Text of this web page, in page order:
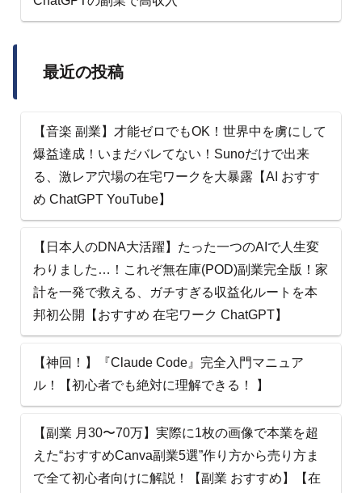
最近の投稿
【音楽 副業】才能ゼロでもOK！世界中を虜にして
爆益達成！いまだバレてない！Sunoだけで出来
る、激レア穴場の在宅ワークを大暴露【AI おすす
め ChatGPT YouTube】
【日本人のDNA大活躍】たった一つのAIで人生変
わりました…！これぞ無在庫(POD)副業完全版！家
計を一発で救える、ガチすぎる収益化ルートを本
邦初公開【おすすめ 在宅ワーク ChatGPT】
【神回！】『Claude Code』完全入門マニュア
ル！【初心者でも絶対に理解できる！ 】
【副業 月30〜70万】実際に1枚の画像で本業を超
えた“おすすめCanva副業5選”作り方から売り方ま
で全て初心者向けに解説！【副業 おすすめ】【在